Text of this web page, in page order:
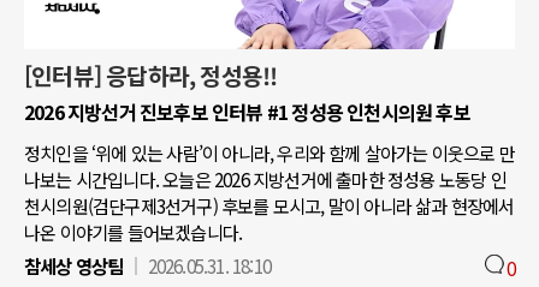
[인터뷰] 응답하라, 정성용!!
2026 지방선거 진보후보 인터뷰 #1 정성용 인천시의원 후보
정치인을 ‘위에 있는 사람’이 아니라, 우리와 함께 살아가는 이웃으로 만
나보는 시간입니다. 오늘은 2026 지방선거에 출마한 정성용 노동당 인
천시의원(검단구제3선거구) 후보를 모시고, 말이 아니라 삶과 현장에서
나온 이야기를 들어보겠습니다.
참세상 영상팀
2026.05.31. 18:10 0